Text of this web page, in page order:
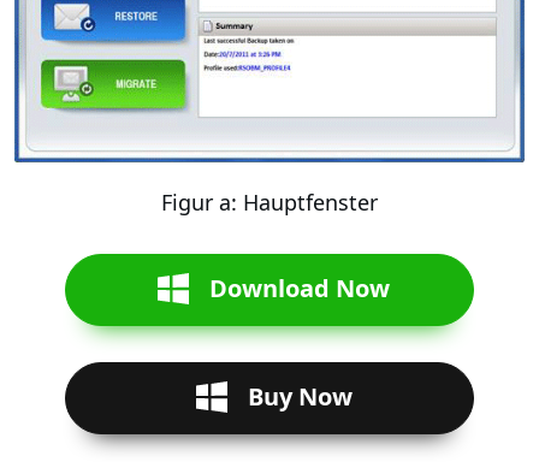
Figur a: Hauptfenster
Download Now
Buy Now